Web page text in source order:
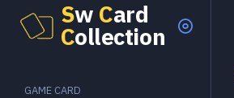
Sw Card
Collection
GAME CARD